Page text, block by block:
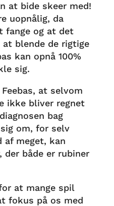
at bide skeer med!
uopnålig, da
fange og at det
blende de rigtige
kan opnå 100%
sig.
at selvom
ikke bliver regnet
bag
om, for selv
af meget, kan
både er rubiner
at mange spil
fokus på os med